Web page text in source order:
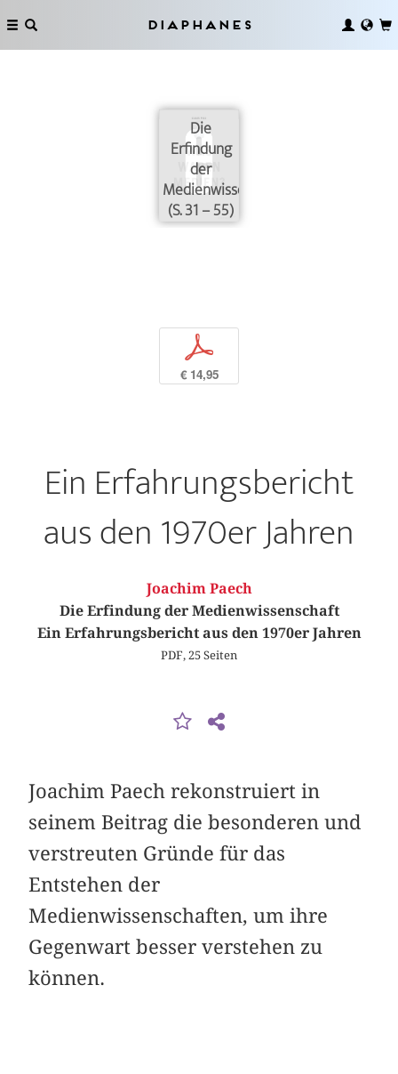
Diaphanes
Die
Erfindung
der
Medienwissenschaft
(S. 31 – 55)
p
€ 14,95
Ein Erfahrungsbericht
aus den 1970er Jahren
Joachim Paech
Die Erfindung der Medienwissenschaft
Ein Erfahrungsbericht aus den 1970er Jahren
PDF, 25 Seiten
Joachim Paech rekonstruiert in
seinem Beitrag die besonderen und
verstreuten Gründe für das
Entstehen der
Medienwissenschaften, um ihre
Gegenwart besser verstehen zu
können.